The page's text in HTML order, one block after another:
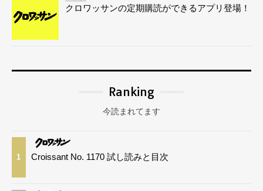
クロワッサンの定期購読ができるアプリ登場！
Ranking
今読まれてます
1 Croissant No. 1170 試し読みと目次